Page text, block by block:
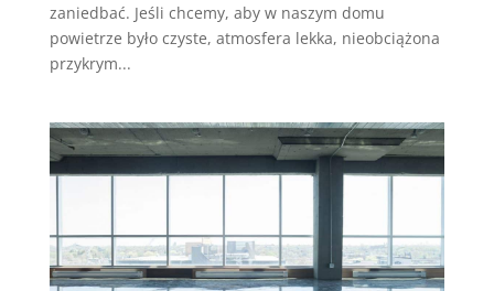
zaniedbać. Jeśli chcemy, aby w naszym domu
powietrze było czyste, atmosfera lekka, nieobciążona
przykrym...